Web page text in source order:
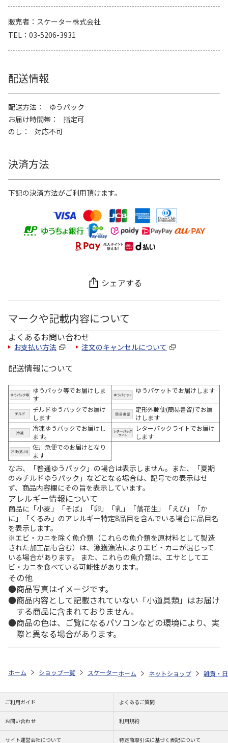
販売者
スケーター株式会社
TEL
03-5206-3931
配送情報
配送方法
ゆうパック
お届け時間帯
指定可
のし
対応不可
決済方法
下記の決済方法がご利用頂けます。
シェアする
マークや記載内容について
よくあるお問い合わせ
お支払い方法 注文のキャンセルについて
配送情報について
ゆうパック等でお届けしま
す
ゆうパケットでお届けします
チルドゆうパックでお届け
します
定形外郵便(簡易書留)でお届
けします
冷凍ゆうパックでお届けし
ます。
レターパックライトでお届け
します
佐川急便でのお届けとなり
ます
なお、「普通ゆうパック」の場合は表示しません。また、「夏期
のみチルドゆうパック」などとなる場合は、記号での表示はせ
ず、商品内容欄にその旨を表示しています。
アレルギー情報について
商品に「小麦」「そば」「卵」「乳」「落花生」「えび」「か
に」「くるみ」のアレルギー特定8品目を含んでいる場合に品目名
を表示します。
※エビ・カニを除く魚介類（これらの魚介類を原材料として製造
された加工品も含む）は、漁獲漁法によりエビ・カニが混じって
いる場合があります。 また、これらの魚介類は、エサとしてエ
ビ・カニを食べている可能性があります。
その他
商品写真はイメージです。
商品内容として記載されていない「小道具類」はお届け
する商品に含まれておりません。
商品の色は、ご覧になるパソコンなどの環境により、実
際と異なる場合があります。
ホーム ショップ一覧 スケーター 吸水速乾 バスタオル クレヨンし
ホーム ネットショップ 雑貨・
ご利用ガイド よくあるご質問
お問い合わせ 利用規約
サイト運営会社について 特定商取引法に基づく表記について